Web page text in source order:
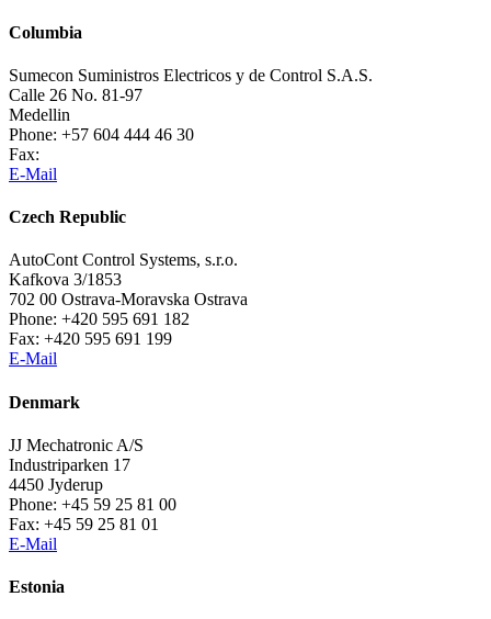
Columbia
Sumecon Suministros Electricos y de Control S.A.S.
Calle 26 No. 81-97
Medellin
Phone: +57 604 444 46 30
Fax:
E-Mail
Czech Republic
AutoCont Control Systems, s.r.o.
Kafkova 3/1853
702 00 Ostrava-Moravska Ostrava
Phone: +420 595 691 182
Fax: +420 595 691 199
E-Mail
Denmark
JJ Mechatronic A/S
Industriparken 17
4450 Jyderup
Phone: +45 59 25 81 00
Fax: +45 59 25 81 01
E-Mail
Estonia